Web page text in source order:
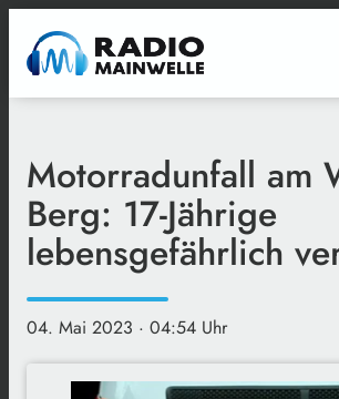
Motorradunfall am
Berg: 17-Jährige
lebensgefährlich
04. Mai 2023 · 04:54 Uhr